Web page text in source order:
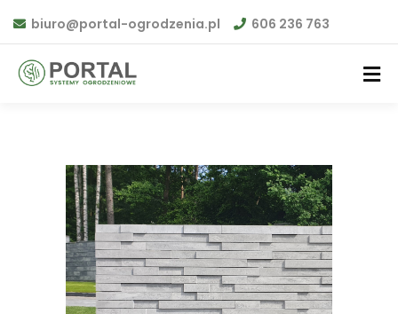
biuro@portal-ogrodzenia.pl 606 236 763